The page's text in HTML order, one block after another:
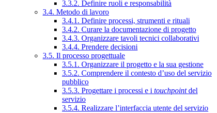
3.3.2. Definire ruoli e responsabilità
3.4. Metodo di lavoro
3.4.1. Definire processi, strumenti e rituali
3.4.2. Curare la documentazione di progetto
3.4.3. Organizzare tavoli tecnici collaborativi
3.4.4. Prendere decisioni
3.5. Il processo progettuale
3.5.1. Organizzare il progetto e la sua gestione
3.5.2. Comprendere il contesto d’uso del servizio
pubblico
3.5.3. Progettare i processi e i touchpointdel
servizio
3.5.4. Realizzare l’interfaccia utente del servizio